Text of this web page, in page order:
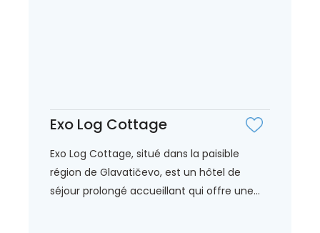
Exo Log Cottage
Exo Log Cottage, situé dans la paisible
région de Glavatičevo, est un hôtel de
séjour prolongé accueillant qui offre une...